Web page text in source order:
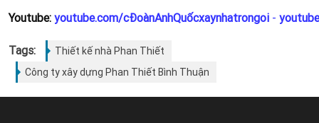
Youtube: youtube.com/cĐoànAnhQuốcxaynhatrongoi -
Tags:
Thiết kế nhà Phan Thiết
Công ty xây dựng Phan Thiết Bình Thuận